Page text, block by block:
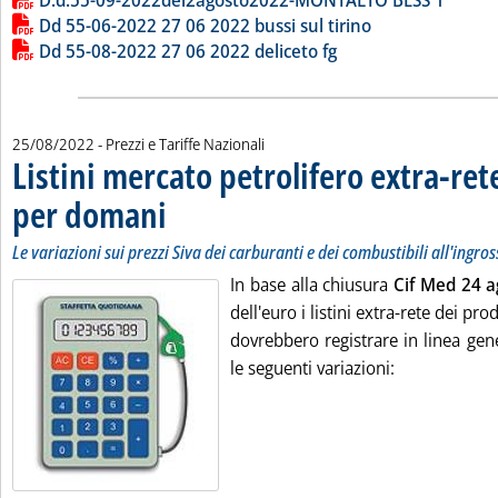
Dd 55-06-2022 27 06 2022 bussi sul tirino
Dd 55-08-2022 27 06 2022 deliceto fg
25/08/2022 - Prezzi e Tariffe Nazionali
Listini mercato petrolifero extra-
per domani . Sottotitolo: Le variazioni sui prezzi Siva dei carburanti e dei
. Pubblicata giovedì 25 agosto 2022 alle 9.45.
Le variazioni sui prezzi Siva dei carburanti e dei combustibili
In base alla chiusura Cif Med 24
dell'euro i listini extra-rete dei
dovrebbero registrare in linea
le seguenti variazioni: